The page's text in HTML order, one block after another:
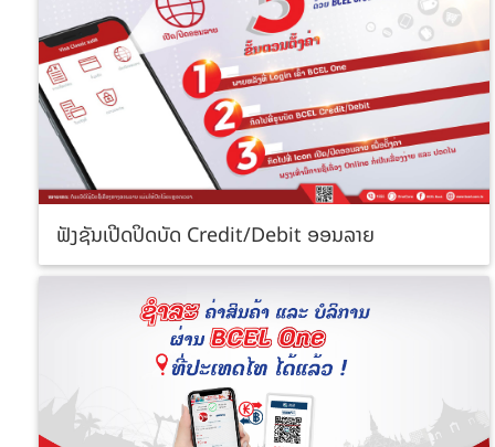
ຟັງຊັນເປີດປິດບັດ Credit/Debit ອອນລາຍ